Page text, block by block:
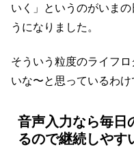
いく」というのがいま
うになりました。
そういう粒度のライフ
いな〜と思っているわけ
音声入力なら毎日
るので継続しやす